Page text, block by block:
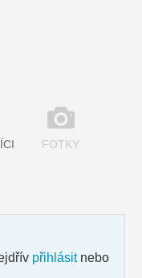
FOTKY
přihlásitnebo